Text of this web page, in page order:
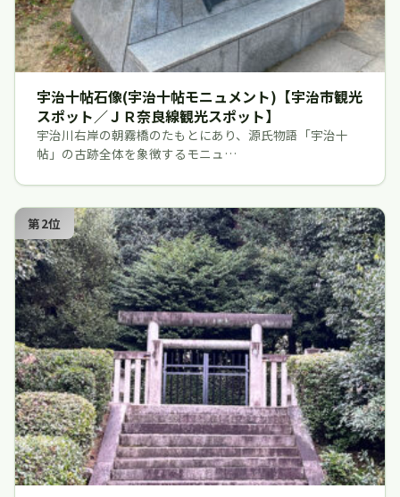
宇治十帖石像(宇治十帖モニュメント)【宇治市観光
スポット／ＪＲ奈良線観光スポット】
宇治川右岸の朝霧橋のたもとにあり、源氏物語「宇治十
帖」の古跡全体を象徴するモニュ…
第2位